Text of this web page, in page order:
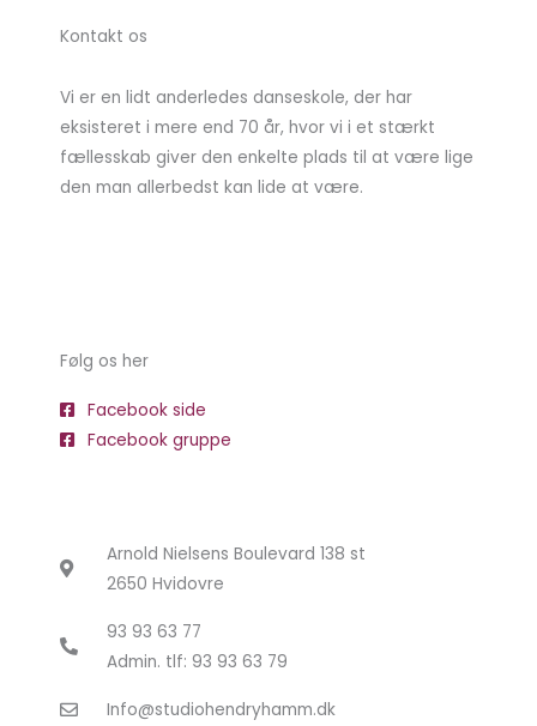
Kontakt os
Vi er en lidt anderledes danseskole, der har
eksisteret i mere end 70 år, hvor vi i et stærkt
fællesskab giver den enkelte plads til at være lige
den man allerbedst kan lide at være.
Følg os her
Facebook side
Facebook gruppe
Arnold Nielsens Boulevard 138 st
2650 Hvidovre
93 93 63 77
Admin. tlf: 93 93 63 79
Info@studiohendryhamm.dk